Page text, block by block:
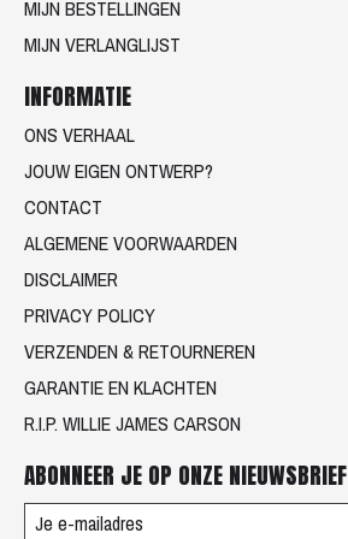
MIJN BESTELLINGEN
MIJN VERLANGLIJST
INFORMATIE
ONS VERHAAL
JOUW EIGEN ONTWERP?
CONTACT
ALGEMENE VOORWAARDEN
DISCLAIMER
PRIVACY POLICY
VERZENDEN & RETOURNEREN
GARANTIE EN KLACHTEN
R.I.P. WILLIE JAMES CARSON
ABONNEER JE OP ONZE NIEUWSBRIEF